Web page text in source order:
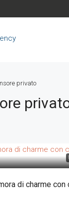
privato
di charme